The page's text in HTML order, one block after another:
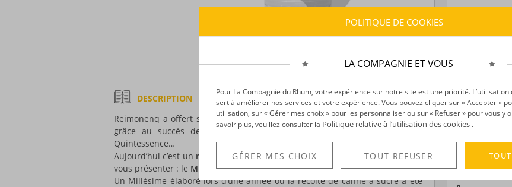
Provenance :
Millésime :
Volume :70CL
Degré :50°
Médailles :
Edition :
la distillerie
DESCRIPTION
Reimonenq a offert ses lettres de noblesse aurhum guadeloupéen… Et ce,
grâce au succès de cuvées telles que Cœur de Chauffe, 9 ans, RQL,
Quintessence…
Aujourd’hui c’est un rhum blanc agricolede dégustation que nous aimerions
vous présenter : le Millésime 2015, pour être plus précis.
Un Millésime élaboré lors d’une année où la récolte de canne à sucre a été
POLITIQUE DE COOKIES
LA COMPAGNIE ET VOUS
Pour La Compagnie du Rhum, votre expérience sur notre site est une priorité. L’utilisation
sert à améliorer nos services et votre expérience. Vous pouvez cliquer sur « Accepter »
utilisation, sur « Gérer mes choix » pour les personnaliser ou sur « Refuser » pour vous y
savoir plus, veuillez consulter la Politique relative à l’utilisation des cookies .
GÉRER MES CHOIX TOUT REFUSER